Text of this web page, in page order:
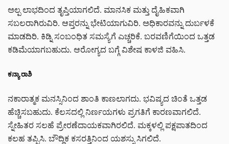
ಅಲ್ಪ ಲಾಭದಿಂದ ತೃಪ್ತಿಯಾಗಲಿದೆ. ಮಾನಸಿಕ ಮತ್ತು ದೈಹಿಕವಾಗಿ
ಸಬಲರಾಗಿರುವಿರಿ. ಆಪ್ತರನ್ನು ಭೇಟಿಯಾಗುವಿರಿ. ಅಧಿಕಾರವನ್ನು ದುರ್ಬಳಕೆ
ಮಾಡದಿರಿ. ಕಿಡ್ನಿ ಸಂಬಂಧಿತ ಸಮಸ್ಯೆಗೆ ಎಚ್ಚರಿಕೆ. ಬರವಣಿಗೆಯಿಂದ ಒತ್ತಡ
ಕಡಿಮೆಯಾಗಬಹುದು. ಆರೋಗ್ಯದ ಬಗ್ಗೆ ವಿಶೇಷ ಕಾಳಜಿ ವಹಿಸಿ.
ಕನ್ಯಾ ರಾಶಿ
ನಕಾರಾತ್ಮಕ ಮನಸ್ಸಿನಿಂದ ಶಾಂತಿ ಕಾಣಲಾಗದು. ಭವಿಷ್ಯದ ಚಿಂತೆ ಒತ್ತಡ
ಹೆಚ್ಚಿಸಬಹುದು. ಕೆಲಸದಲ್ಲಿ ನಿರ್ಣಯಗಳು ಪ್ರಗತಿಗೆ ಕಾರಣವಾಗಲಿದೆ.
ಸ್ನೇಹಿತರ ಸಲಹೆ ಪ್ರೇರಣೆದಾಯಕವಾಗಿರಲಿದೆ. ಮಕ್ಕಳಲ್ಲಿ ಪಕ್ಷಪಾತದಿಂದ
ಕಲಹ ತಪ್ಪಿಸಿ. ಬೌದ್ಧಿಕ ಕಸರತ್ತಿನಿಂದ ಯಶಸ್ಸು ಸಿಗಲಿದೆ.